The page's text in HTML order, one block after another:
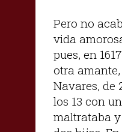
Pero no
vida
pues, en
otra
Navares, de
los 13 con
maltrataba